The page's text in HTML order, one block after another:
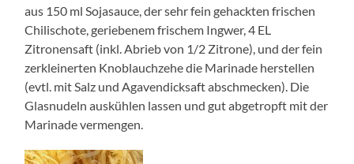
aus 150 ml Sojasauce, der sehr fein gehackten frischen
Chilischote, geriebenem frischem Ingwer, 4 EL
Zitronensaft (inkl. Abrieb von 1/2 Zitrone), und der fein
zerkleinerten Knoblauchzehe die Marinade herstellen
(evtl. mit Salz und Agavendicksaft abschmecken). Die
Glasnudeln auskühlen lassen und gut abgetropft mit der
Marinade vermengen.